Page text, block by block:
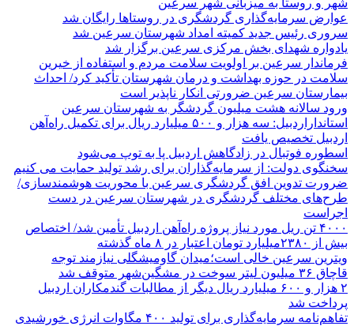
عوارض سرمایه‌گذاری گردشگری در روستاها رایگان شد
سروری رئیس جدید کمیته امداد شهرستان سرعین شد
یادواره شهدای بخش مرکزی سرعین برگزار شد
فرماندار سرعین بر اولویت سلامت مردم و استفاده از خیرین
سلامت در حوزه بهداشت و درمان شهرستان تأکید کرد/ احداث
بیمارستان سرعین ضرورتی انکار ناپذیر است
ورود سالانه هشت میلیون گردشگر به شهرستان سرعین
استانداراردبیل: سه هزار و ۵۰۰ میلیارد ریال برای تکمیل راه‌آهن
اردبیل تخصیص یافت
اسطوره فوتبال در زادگاهش اردبیل پا به توپ می‌شود
سخنگوی دولت: از سرمایه‌گذاران برای رشد تولید حمایت می کنیم
ضرورت تدوین افق گردشگری سرعین با محوریت هوشمندسازی/
طرح‌های مختلف گردشگری در شهرستان سرعین در دست
اجراست
۴۰۰۰ تن ریل مورد نیاز پروژه راه‌آهن اردبیل تأمین شد/ اختصاص
بیش از ۲۳۸۰میلیارد تومان اعتبار در ۸ ماه گذشته
ویترین سرعین خالی است؛میدان گاومیشگلی نیازمند توجه
قاچاق ۳۶ میلیون لیتر سوخت در مشگین‌شهر متوقف شد
۲ هزار و ۶۰۰‌ میلیارد ریال دیگر از مطالبات گندمکاران اردبیل
پرداخت شد
تفاهم‌نامه سرمایه‌گذاری برای تولید ۴۰۰ مگاوات انرژی خورشیدی